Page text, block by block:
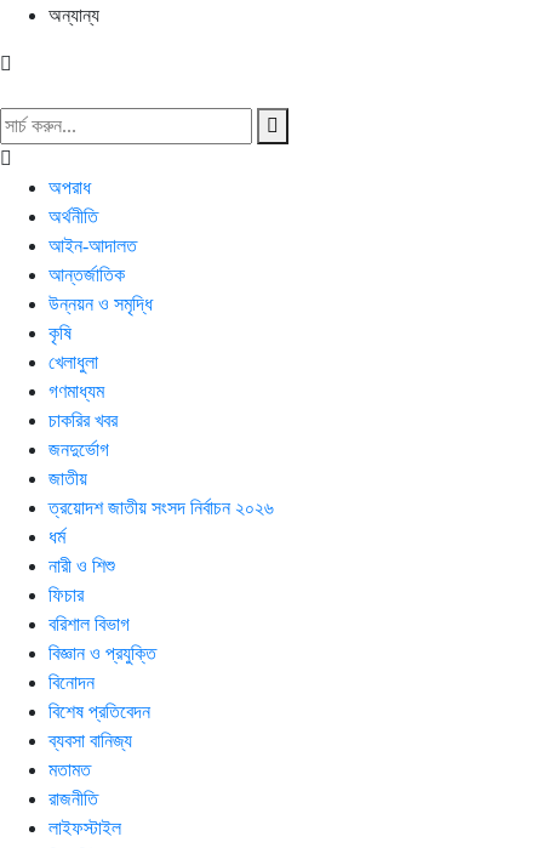
অন্যান্য
অপরাধ
অর্থনীতি
আইন-আদালত
আন্তর্জাতিক
উন্নয়ন ও সমৃদ্ধি
কৃষি
খেলাধুলা
গণমাধ্যম
চাকরির খবর
জনদুর্ভোগ
জাতীয়
ত্রয়োদশ জাতীয় সংসদ নির্বাচন ২০২৬
ধর্ম
নারী ও শিশু
ফিচার
বরিশাল বিভাগ
বিজ্ঞান ও প্রযুক্তি
বিনোদন
বিশেষ প্রতিবেদন
ব্যবসা বানিজ্য
মতামত
রাজনীতি
লাইফস্টাইল